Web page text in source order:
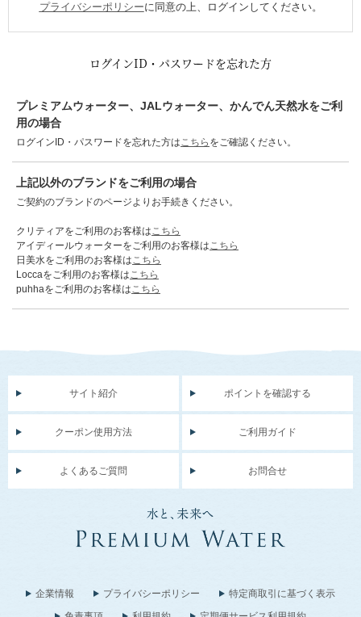
プライバシーポリシーに同意の上、ログインしてください。
ログインID・パスワードを忘れた方
プレミアムウォーター、JALウォーター、かんでん天然水をご利
用の場合
ログインID・パスワードを忘れた方はこちら をご確認ください。
上記以外のブランドをご利用の場合
ご契約のブランドのページよりお手続きください。
クリティアをご利用のお客様はこちら
アイディールウォーターをご利用のお客様はこちら
日美水をご利用のお客様はこちら
Loccaをご利用のお客様はこちら
puhhaをご利用のお客様はこちら
サイト紹介 ポイントを確認する
クーポン使用方法 ご利用ガイド
よくあるご質問 お問合せ
企業情報 プライバシーポリシー
特定商取引に基づく表示